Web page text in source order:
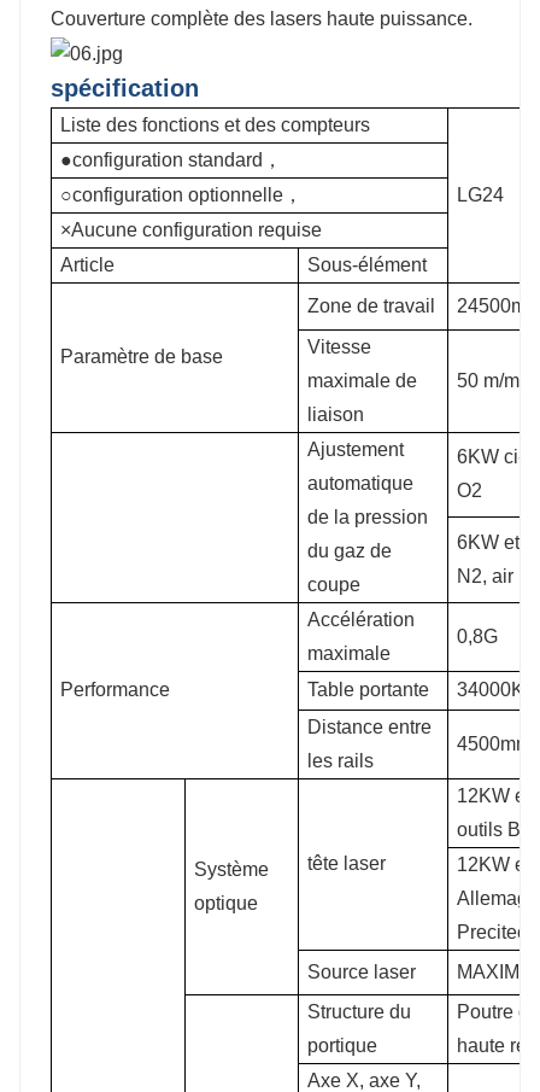
Couverture complète des lasers haute puissance.
spécification
Liste des fonctions et des compteurs
LG24
●configuration standard，
○configuration optionnelle，
×Aucune configuration requise
Article
Sous-élément
Paramètre de base
Zone de travail
Vitesse
maximale de
liaison
50 m/min
Ajustement
automatique
de la pression
du gaz de
coupe
6KW ci-
O2
6KW et
N2, air
Performance
Accélération
maximale
0,8G
Table portante
34000KG
Distance entre
les rails
4500mm
Système
optique
tête laser
12KW et
outils
12KW et
Precitec/
Source laser
Structure du
portique
Poutre
haute
Axe X, axe Y,